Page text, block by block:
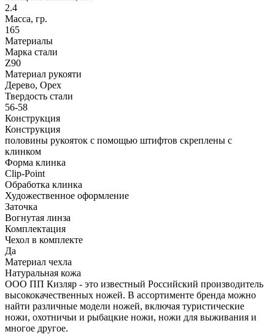
2.4
Масса, гр.
165
Материалы
Марка стали
Z90
Материал рукояти
Дерево, Орех
Твердость стали
56-58
Конструкция
Конструкция
половины рукояток с помощью штифтов скреплены с
клинком
Форма клинка
Clip-Point
Обработка клинка
Художественное оформление
Заточка
Вогнутая линза
Комплектация
Чехол в комплекте
Да
Материал чехла
Натуральная кожа
ООО ПП Кизляр - это известный Российский производитель
высококачественных ножей. В ассортименте бренда можно
найти различные модели ножей, включая туристические
ножи, охотничьи и рыбацкие ножи, ножи для выживания и
многое другое.